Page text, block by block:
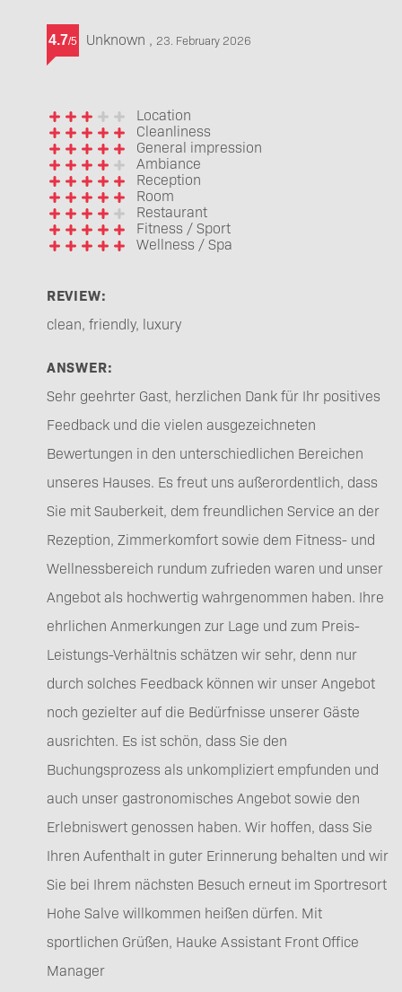
4.7/5 Unknown , 23. February 2026
Location
Cleanliness
General impression
Ambiance
Reception
Room
Restaurant
Fitness / Sport
Wellness / Spa
REVIEW:
clean, friendly, luxury
ANSWER:
Sehr geehrter Gast, herzlichen Dank für Ihr positives
Feedback und die vielen ausgezeichneten
Bewertungen in den unterschiedlichen Bereichen
unseres Hauses. Es freut uns außerordentlich, dass
Sie mit Sauberkeit, dem freundlichen Service an der
Rezeption, Zimmerkomfort sowie dem Fitness- und
Wellnessbereich rundum zufrieden waren und unser
Angebot als hochwertig wahrgenommen haben. Ihre
ehrlichen Anmerkungen zur Lage und zum Preis-
Leistungs-Verhältnis schätzen wir sehr, denn nur
durch solches Feedback können wir unser Angebot
noch gezielter auf die Bedürfnisse unserer Gäste
ausrichten. Es ist schön, dass Sie den
Buchungsprozess als unkompliziert empfunden und
auch unser gastronomisches Angebot sowie den
Erlebniswert genossen haben. Wir hoffen, dass Sie
Ihren Aufenthalt in guter Erinnerung behalten und wir
Sie bei Ihrem nächsten Besuch erneut im Sportresort
Hohe Salve willkommen heißen dürfen. Mit
sportlichen Grüßen, Hauke Assistant Front Office
Manager